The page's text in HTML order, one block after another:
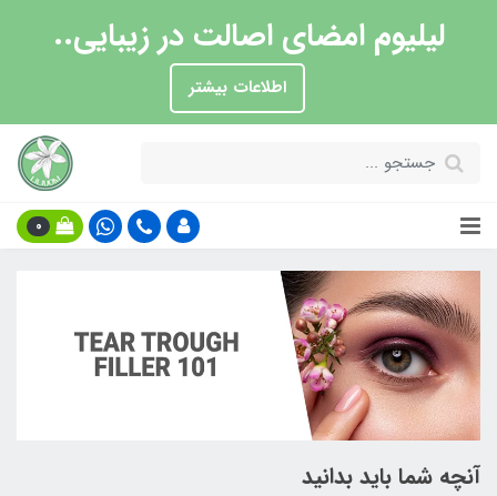
لیلیوم امضای اصالت در زیبایی..
اطلاعات بیشتر
0
آنچه شما باید بدانید